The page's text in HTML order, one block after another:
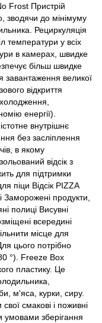
Frost Пристрій
зводячи до мінімуму
Рециркуляція
температури у всіх
в камерах, швидке
більш швидке
завантаження великої
відкриття
енергії).
внутрішнє
без засліплення
в якому
відсік з
для підтримки
піци Відсік PIZZA
Заморожені продукти,
полиці Висувні
всередині
місце для
цього потрібно
°). Freeze Box
пластику. Це
м'яса, курки, сиру.
смакові і поживні
умовами зберігання